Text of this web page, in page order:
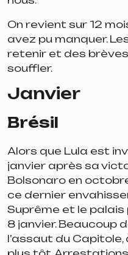
On revient sur 12
avez pu manquer.
retenir et des
souffler.
Janvier
Brésil
Alors que Lula est
janvier après sa
Bolsonaro en
ce dernier
Suprême et le
8 janvier. Beaucoup
l’assaut du